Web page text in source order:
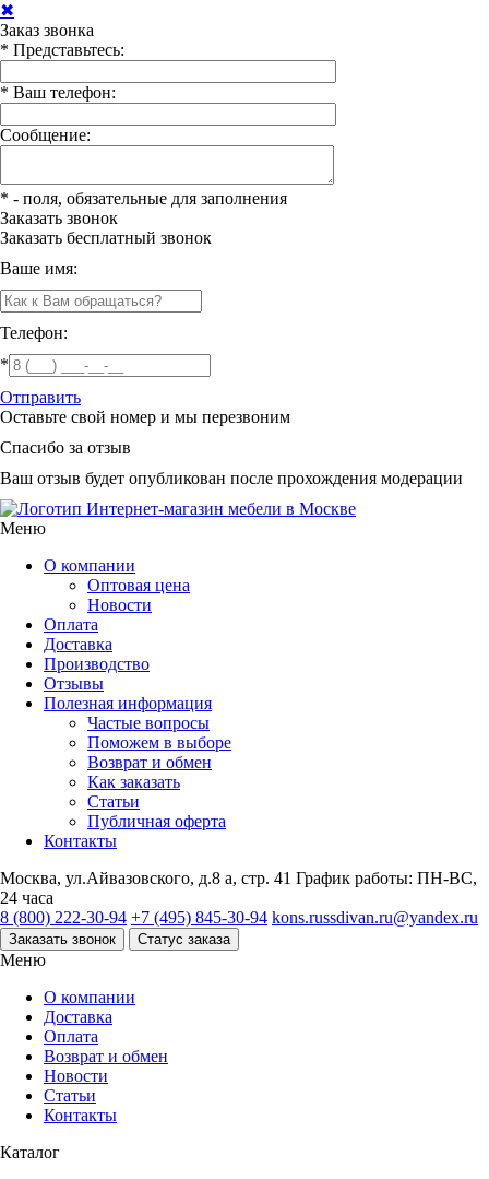
✖
Заказ звонка
* Представьтесь:
* Ваш телефон:
Сообщение:
* - поля, обязательные для заполнения
Заказать звонок
Заказать бесплатный звонок
Ваше имя:
Телефон:
*
Отправить
Оставьте свой номер и мы перезвоним
Спасибо за отзыв
Ваш отзыв будет опубликован после прохождения модерации
Интернет-магазин мебели в Москве
Меню
О компании
Оптовая цена
Новости
Оплата
Доставка
Производство
Отзывы
Полезная информация
Частые вопросы
Поможем в выборе
Возврат и обмен
Как заказать
Статьи
Публичная оферта
Контакты
Москва, ул.Айвазовского, д.8 а, стр. 41 График работы: ПН-ВС,
24 часа
8 (800) 222-30-94 +7 (495) 845-30-94 kons.russdivan.ru@yandex.ru
Заказать звонок Статус заказа
Меню
О компании
Доставка
Оплата
Возврат и обмен
Новости
Статьи
Контакты
Каталог